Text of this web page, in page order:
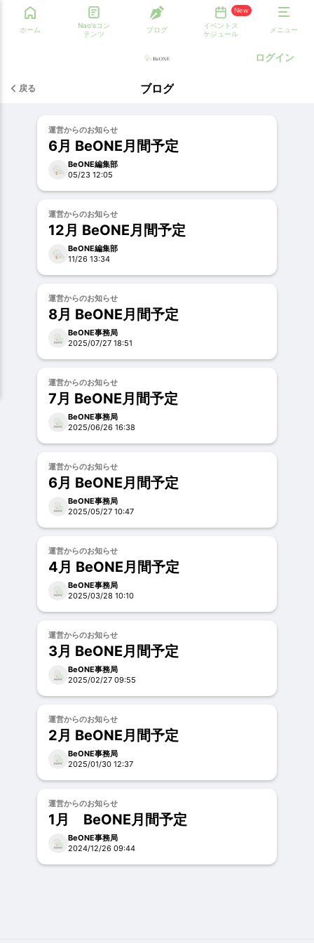
ホーム
Nao'sコン
テンツ
ブログ
New
イベントス
ケジュール
メニュー
ログイン
戻る ブログ
運営からのお知らせ
6月 BeONE月間予定
BeONE編集部
05/23 12:05
運営からのお知らせ
12月 BeONE月間予定
BeONE編集部
11/26 13:34
運営からのお知らせ
8月 BeONE月間予定
BeONE事務局
2025/07/27 18:51
運営からのお知らせ
7月 BeONE月間予定
BeONE事務局
2025/06/26 16:38
運営からのお知らせ
6月 BeONE月間予定
BeONE事務局
2025/05/27 10:47
運営からのお知らせ
4月 BeONE月間予定
BeONE事務局
2025/03/28 10:10
運営からのお知らせ
3月 BeONE月間予定
BeONE事務局
2025/02/27 09:55
運営からのお知らせ
2月 BeONE月間予定
BeONE事務局
2025/01/30 12:37
運営からのお知らせ
1月 BeONE月間予定
BeONE事務局
2024/12/26 09:44